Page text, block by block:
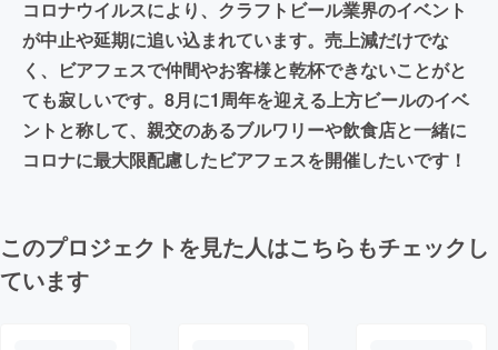
コロナウイルスにより、クラフトビール業界のイベント
が中止や延期に追い込まれています。売上減だけでな
く、ビアフェスで仲間やお客様と乾杯できないことがと
ても寂しいです。8月に1周年を迎える上方ビールのイベ
ントと称して、親交のあるブルワリーや飲食店と一緒に
コロナに最大限配慮したビアフェスを開催したいです！
このプロジェクトを見た人はこちらもチェックし
ています